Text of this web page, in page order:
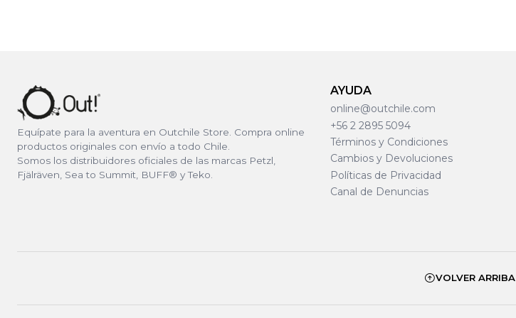
Equípate para la aventura en Outchile Store. Compra online
productos originales con envío a todo Chile.
Somos los distribuidores oficiales de las marcas Petzl,
Fjälräven, Sea to Summit, BUFF® y Teko.
AYUDA
online@outchile.com
+56 2 2895 5094
Términos y Condiciones
Cambios y Devoluciones
Políticas de Privacidad
Canal de Denuncias
VOLVER ARRIBA